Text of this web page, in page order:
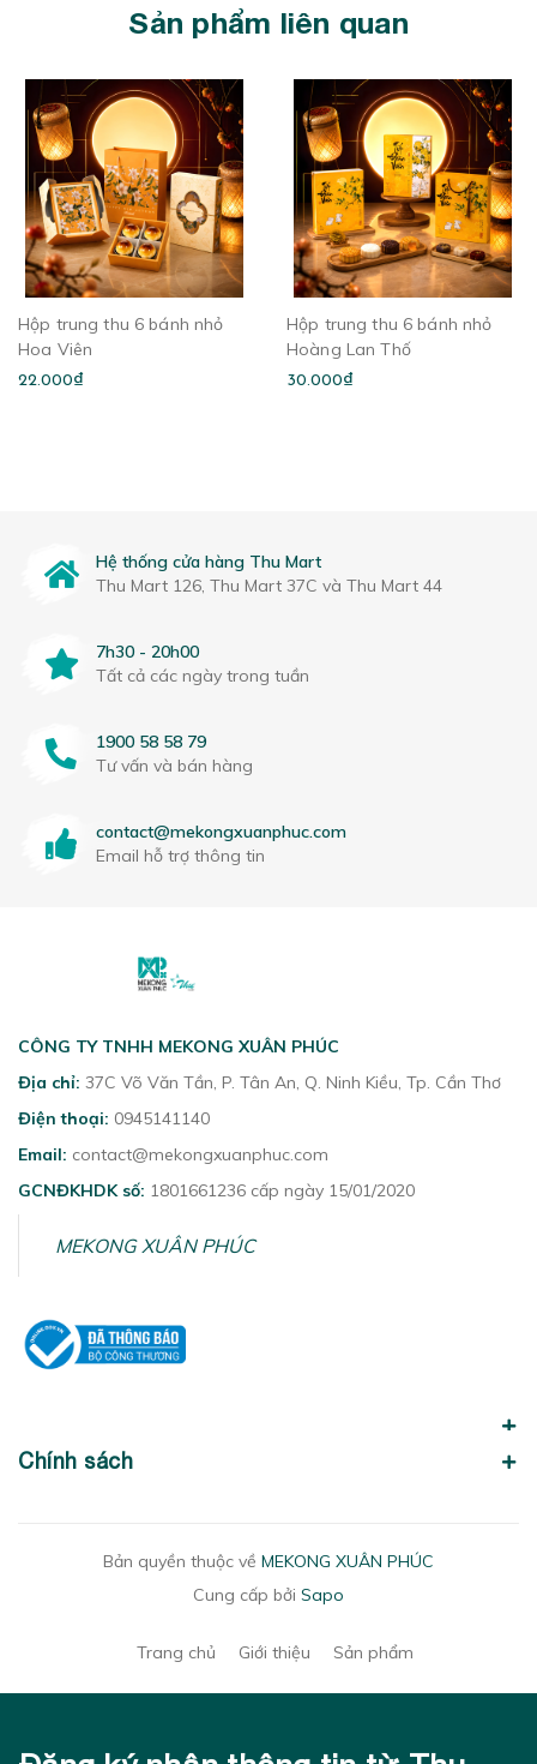
Sản phẩm liên quan
Hộp trung thu 6 bánh nhỏ
Hoa Viên
22.000₫
Hộp trung thu 6 bánh nhỏ
Hoàng Lan Thố
30.000₫
Hệ thống cửa hàng Thu Mart
Thu Mart 126, Thu Mart 37C và Thu Mart 44
7h30 - 20h00
Tất cả các ngày trong tuần
1900 58 58 79
Tư vấn và bán hàng
contact@mekongxuanphuc.com
Email hỗ trợ thông tin
CÔNG TY TNHH MEKONG XUÂN PHÚC
Địa chỉ: 37C Võ Văn Tần, P. Tân An, Q. Ninh Kiều, Tp. Cần Thơ
Điện thoại: 0945141140
Email: contact@mekongxuanphuc.com
GCNĐKHDK số: 1801661236 cấp ngày 15/01/2020
MEKONG XUÂN PHÚC
Chính sách
Bản quyền thuộc về MEKONG XUÂN PHÚC
Cung cấp bởi Sapo
Trang chủ Giới thiệu Sản phẩm